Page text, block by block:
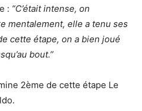
: “C’était intense, on
mentalement, elle a tenu ses
cette étape, on a bien joué
bout.”
2ème de cette étape Le